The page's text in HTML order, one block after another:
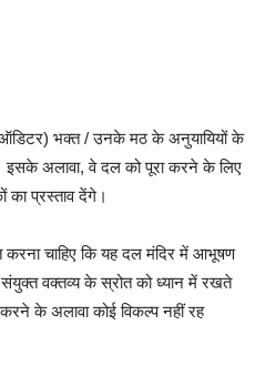
भक्त / उनके मठ के अनुयायियों के
इसके अलावा, वे दल को पूरा करने के लिए
का प्रस्ताव देंगे।
करना चाहिए कि यह दल मंदिर में आभूषण
वक्तव्य के स्रोत को ध्यान में रखते
के अलावा कोई विकल्प नहीं रह